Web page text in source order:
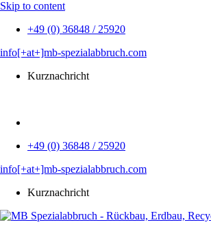
Skip to content
+49 (0) 36848 / 25920
info[+at+]mb-spezialabbruch.com
Kurznachricht
+49 (0) 36848 / 25920
info[+at+]mb-spezialabbruch.com
Kurznachricht